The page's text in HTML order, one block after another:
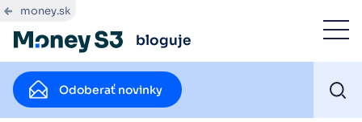
money.sk
bloguje
Odoberať novinky